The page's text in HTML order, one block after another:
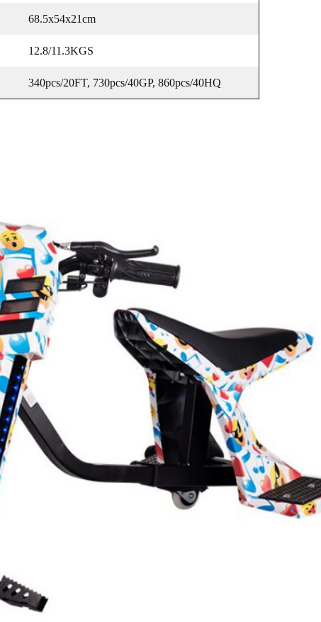
68.5x54x21cm
12.8/11.3KGS
340pcs/20FT, 730pcs/40GP, 860pcs/40HQ